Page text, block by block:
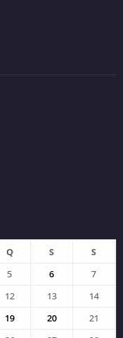
Q S
S
5 6
7
12 13
14
19 20
21